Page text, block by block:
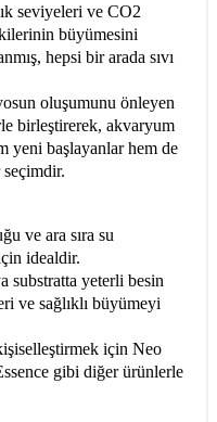
seviyeleri ve CO2
büyümesini
hepsi bir arada sıvı
oluşumunu önleyen
birleştirerek, akvaryum
yeni başlayanlar hem de
ve ara sıra su
idealdir.
substratta yeterli besin
ve sağlıklı büyümeyi
için Neo
gibi diğer ürünlerle